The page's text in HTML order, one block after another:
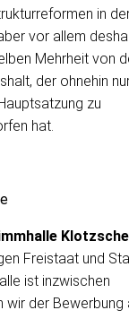
in
vor allem
Mehrheit von
der ohnehin
zu
hat.
Klotzsche
Freistaat und
ist inzwischen
wir der Bewerbung